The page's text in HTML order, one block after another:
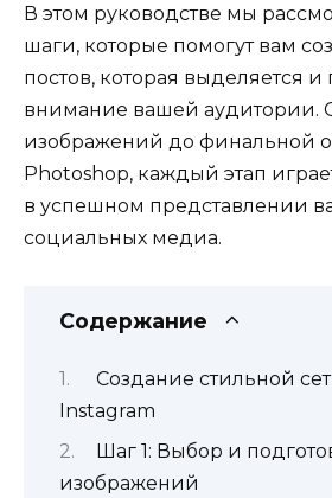
В этом руководстве мы
шаги, которые помогут вам
постов, которая выделяется и
внимание вашей аудитории.
изображений до финальной
Photoshop, каждый этап
в успешном представлении
социальных медиа.
Содержание
Создание стильной
Instagram
Шаг 1: Выбор и
изображений